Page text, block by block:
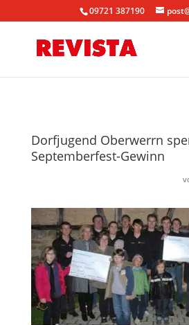
09721 387190
Dorfjugend Oberwerrn
Septemberfest-Gewinn